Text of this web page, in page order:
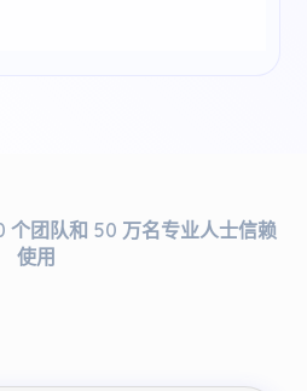
个团队和 50 万名专业人士信赖
使用